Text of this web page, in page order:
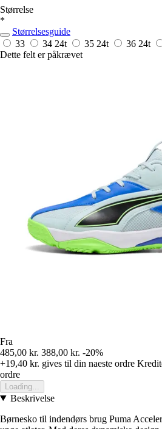
Størrelse
*
Størrelsesguide
33
34 24t 35 24t 36 24t
Dette felt er påkrævet
Fra
485,00 kr. 388,00 kr. -20%
+19,40 kr. gives til din naeste ordre
ordre
Loading...
Beskrivelse
Børnesko til indendørs brug Puma